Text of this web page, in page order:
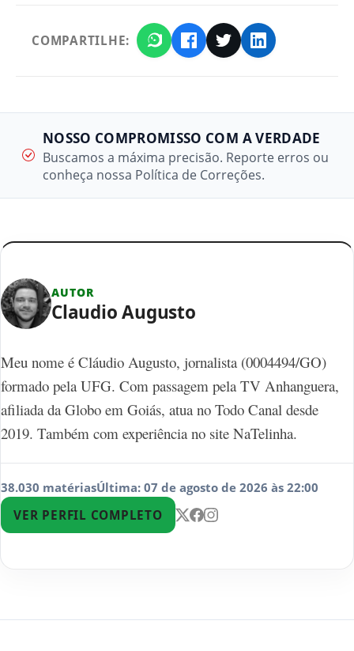
COMPARTILHE:
NOSSO COMPROMISSO COM A VERDADE
Buscamos a máxima precisão. Reporte erros ou
conheça nossa Política de Correções.
AUTOR
Claudio Augusto
Meu nome é Cláudio Augusto, jornalista (0004494/GO)
formado pela UFG. Com passagem pela TV Anhanguera,
afiliada da Globo em Goiás, atua no Todo Canal desde
2019. Também com experiência no site NaTelinha.
38.030 matériasÚltima: 07 de agosto de 2026 às 22:00
VER PERFIL COMPLETO